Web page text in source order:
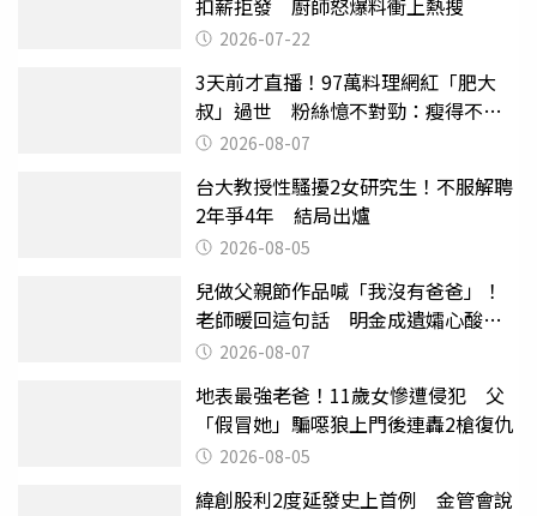
2026-07-22
3天前才直播！97萬料理網紅「肥大
叔」過世 粉絲憶不對勁：瘦得不合
理 2026-08-07
台大教授性騷擾2女研究生！不服解聘
2年爭4年 結局出爐
2026-08-05
兒做父親節作品喊「我沒有爸爸」！
老師暖回這句話 明金成遺孀心酸惹
淚 2026-08-07
地表最強老爸！11歲女慘遭侵犯 父
「假冒她」騙噁狼上門後連轟2槍復仇
2026-08-05
緯創股利2度延發史上首例 金管會說